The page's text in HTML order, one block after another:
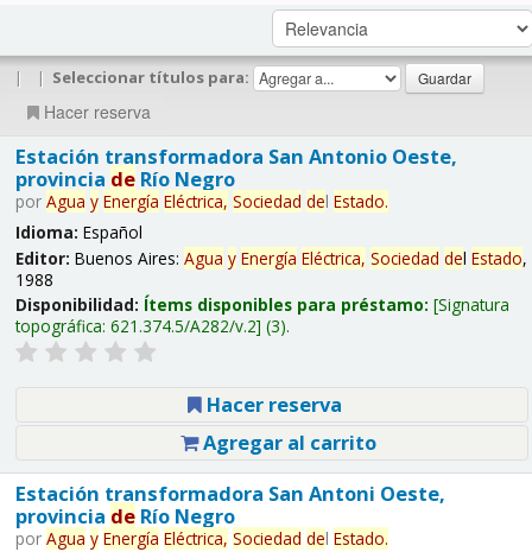
| | Seleccionar títulos para:
Hacer reserva
Estación transformadora San Antonio Oeste,
provincia deRío Negro
por Agua y Energía Eléctrica, Sociedad del Estado.
Idioma: Español
Editor: Buenos Aires: Agua y Energía Eléctrica, Sociedad del Estado,
1988
Disponibilidad: Ítems disponibles para préstamo: Signatura
topográfica: 621.374.5/A282/v.2 (3).
Hacer reserva
Agregar al carrito
Estación transformadora San Antoni Oeste,
provincia deRío Negro
por Agua y Energía Eléctrica, Sociedad del Estado.